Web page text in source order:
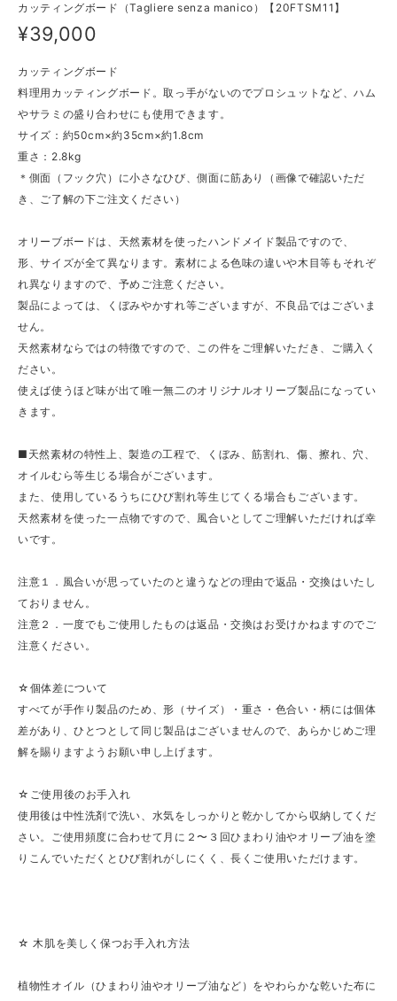
カッティングボード（Tagliere senza manico）【20FTSM11】
¥39,000
カッティングボード
料理用カッティングボード。取っ手がないのでプロシュットなど、ハム
やサラミの盛り合わせにも使用できます。
サイズ：約50cm×約35cm×約1.8cm
重さ：2.8kg
＊側面（フック穴）に小さなひび、側面に筋あり（画像で確認いただ
き、ご了解の下ご注文ください）
オリーブボードは、天然素材を使ったハンドメイド製品ですので、
形、サイズが全て異なります。素材による色味の違いや木目等もそれぞ
れ異なりますので、予めご注意ください。
製品によっては、くぼみやかすれ等ございますが、不良品ではございま
せん。
天然素材ならではの特徴ですので、この件をご理解いただき、ご購入く
ださい。
使えば使うほど味が出て唯一無二のオリジナルオリーブ製品になってい
きます。
■天然素材の特性上、製造の工程で、くぼみ、筋割れ、傷、擦れ、穴、
オイルむら等生じる場合がございます。
また、使用しているうちにひび割れ等生じてくる場合もございます。
天然素材を使った一点物ですので、風合いとしてご理解いただければ幸
いです。
注意１．風合いが思っていたのと違うなどの理由で返品・交換はいたし
ておりません。
注意２．一度でもご使用したものは返品・交換はお受けかねますのでご
注意ください。
☆個体差について
すべてが手作り製品のため、形（サイズ）・重さ・色合い・柄には個体
差があり、ひとつとして同じ製品はございませんので、あらかじめご理
解を賜りますようお願い申し上げます。
☆ご使用後のお手入れ
使用後は中性洗剤で洗い、水気をしっかりと乾かしてから収納してくだ
さい。ご使用頻度に合わせて月に２〜３回ひまわり油やオリーブ油を塗
りこんでいただくとひび割れがしにくく、長くご使用いただけます。
☆ 木肌を美しく保つお手入れ方法
植物性オイル（ひまわり油やオリーブ油など）をやわらかな乾いた布に